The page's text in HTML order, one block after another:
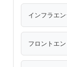
インフラエ
フロントエ